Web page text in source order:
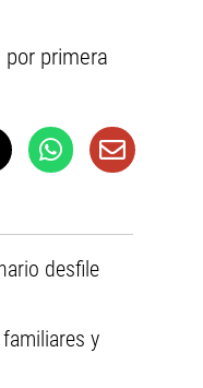
primera
desfile
y